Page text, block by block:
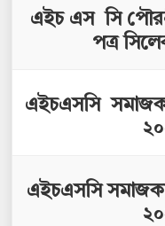
এইচ এস সি
পত্র
এইচএসসি
এইচএসসি